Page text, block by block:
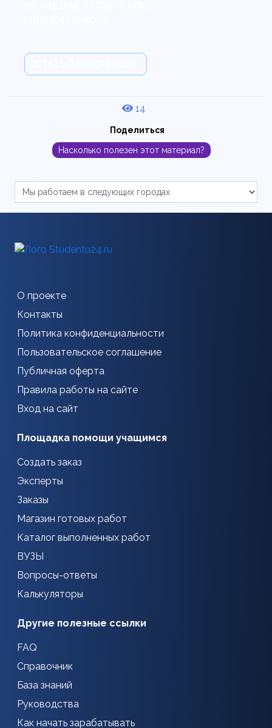
14
Поделиться
Насколько полезен этот материал?
О проекте
Контакты
Политика конфиденциальности
Пользовательское соглашение
Публичная оферта
Правила работы на сайте
Вход на сайт
Площадка помощи учащимся
Создать заказ
Эксперты
Заказы
Магазин готовых работ
Каталог выполненных работ
ВУЗЫ
Вопросы-ответы
Калькуляторы
Другие полезные ссылки
FAQ
Справочник
База знаний
Руководства
Как начать зарабатывать